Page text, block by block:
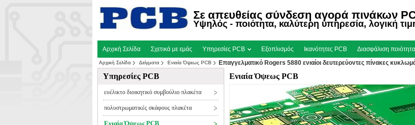
Σε απευθείας σύνδεση αγορά πινάκων
Υψηλός - ποιότητα, καλύτερη υπηρεσία, λογική
Αρχική Σελίδα Σχετικά με εμάς Υπηρεσίες PCB Εξοπλισμός Ικανότητες PCB Διασφάλιση
Αρχική Σελίδα Δείγματα Ενιαία Όψεως PCB Επαγγελματικό Rogers 5880 ενιαίοι δευτερεύοντες πίνακες
Υπηρεσίες PCB
ευέλικτο διοικητικό συμβούλιο πλακέτα
πολυστρωματικές σκάφους πλακέτα
Ενιαία Όψεως PCB
Ενιαία Όψεως PCB